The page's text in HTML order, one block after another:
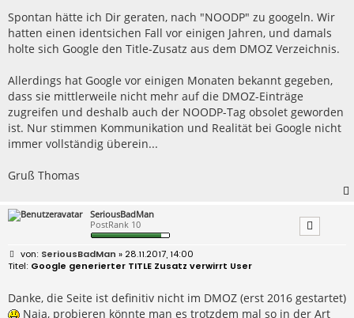
r
a
g
Spontan hätte ich Dir geraten, nach "NOODP" zu googeln. Wir
hatten einen identsichen Fall vor einigen Jahren, und damals
holte sich Google den Title-Zusatz aus dem DMOZ Verzeichnis.
Allerdings hat Google vor einigen Monaten bekannt gegeben,
dass sie mittlerweile nicht mehr auf die DMOZ-Einträge
zugreifen und deshalb auch der NOODP-Tag obsolet geworden
ist. Nur stimmen Kommunikation und Realität bei Google nicht
immer vollständig überein...
Gruß Thomas
SeriousBadMan
PostRank 10
B
e
r
a
g
SeriousBadMan » 28.11.2017, 14:00
Google generierter TITLE Zusatz verwirrt User
Danke, die Seite ist definitiv nicht im DMOZ (erst 2016 gestartet)
Naja, probieren könnte man es trotzdem mal so in der Art